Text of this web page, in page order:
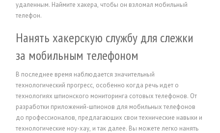
удаленным. Наймите хакера, чтобы он взломал мобильный
телефон.
Нанять хакерскую службу для слежки
за мобильным телефоном
В последнее время наблюдается значительный
технологический прогресс, особенно когда речь идет о
технологиях шпионского мониторинга сотовых телефонов. От
разработки приложений-шпионов для мобильных телефонов
до профессионалов, предлагающих свои технические навыки и
технологические ноу-хау, и так далее. Вы можете легко нанять